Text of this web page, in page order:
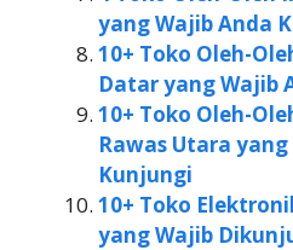
yang Wajib Anda
10+ Toko Oleh-
Datar yang Wajib
10+ Toko Oleh-
Rawas Utara
Kunjungi
10+ Toko
yang Wajib